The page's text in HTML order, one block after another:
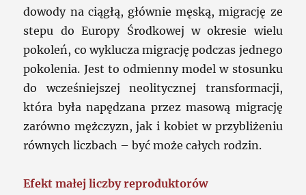
dowody na ciągłą, głównie męską, migrację ze
stepu do Europy Środkowej w okresie wielu
pokoleń, co wyklucza migrację podczas jednego
pokolenia. Jest to odmienny model w stosunku
do wcześniejszej neolitycznej transformacji,
która była napędzana przez masową migrację
zarówno mężczyzn, jak i kobiet w przybliżeniu
równych liczbach – być może całych rodzin.
Efekt małej liczby reproduktorów